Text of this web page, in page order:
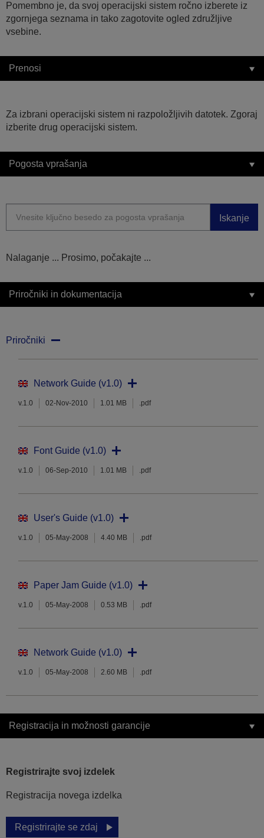
Pomembno je, da svoj operacijski sistem ročno izberete iz
zgornjega seznama in tako zagotovite ogled združljive
vsebine.
Prenosi
Za izbrani operacijski sistem ni razpoložljivih datotek. Zgoraj
izberite drug operacijski sistem.
Pogosta vprašanja
Iskanje
Nalaganje ... Prosimo, počakajte ...
Priročniki in dokumentacija
Priročniki
Network Guide (v1.0)
v.1.0 02-Nov-2010 1.01 MB .pdf
Font Guide (v1.0)
v.1.0 06-Sep-2010 1.01 MB .pdf
User's Guide (v1.0)
v.1.0 05-May-2008 4.40 MB .pdf
Paper Jam Guide (v1.0)
v.1.0 05-May-2008 0.53 MB .pdf
Network Guide (v1.0)
v.1.0 05-May-2008 2.60 MB .pdf
Registracija in možnosti garancije
Registrirajte svoj izdelek
Registracija novega izdelka
Registrirajte se zdaj